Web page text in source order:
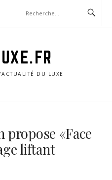
DU LUXE
propose «Face
liftant